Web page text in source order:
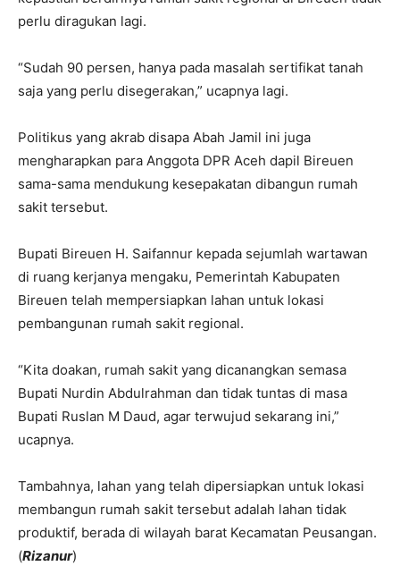
perlu diragukan lagi.
“Sudah 90 persen, hanya pada masalah sertifikat tanah
saja yang perlu disegerakan,” ucapnya lagi.
Politikus yang akrab disapa Abah Jamil ini juga
mengharapkan para Anggota DPR Aceh dapil Bireuen
sama-sama mendukung kesepakatan dibangun rumah
sakit tersebut.
Bupati Bireuen H. Saifannur kepada sejumlah wartawan
di ruang kerjanya mengaku, Pemerintah Kabupaten
Bireuen telah mempersiapkan lahan untuk lokasi
pembangunan rumah sakit regional.
“Kita doakan, rumah sakit yang dicanangkan semasa
Bupati Nurdin Abdulrahman dan tidak tuntas di masa
Bupati Ruslan M Daud, agar terwujud sekarang ini,”
ucapnya.
Tambahnya, lahan yang telah dipersiapkan untuk lokasi
membangun rumah sakit tersebut adalah lahan tidak
produktif, berada di wilayah barat Kecamatan Peusangan.
(Rizanur)